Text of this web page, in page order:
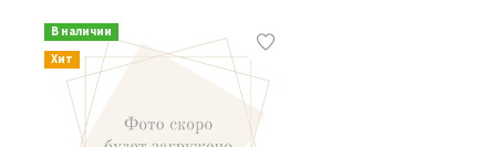
В наличии
Хит